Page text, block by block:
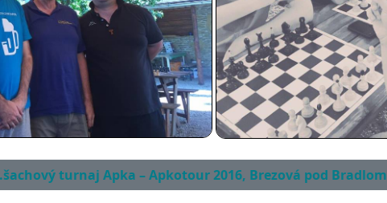
turnaj Apka – Apkotour 2016, Brezová pod Bradlom